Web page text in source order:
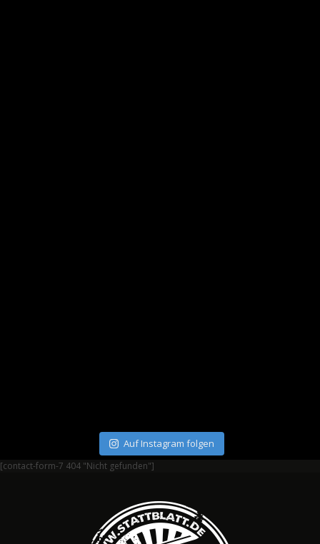
Auf Instagram folgen
[contact-form-7 404 "Nicht gefunden"]